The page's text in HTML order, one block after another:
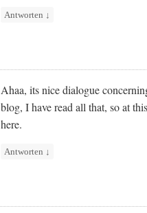
Antworten ↓
Ahaa, its nice dialogue
blog, I have read all that, so at
here.
Antworten ↓